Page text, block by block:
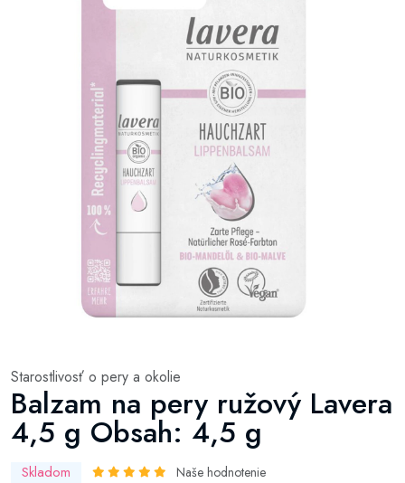
Starostlivosť o pery a okolie
Balzam na pery ružový Lavera
4,5 g Obsah: 4,5 g
Skladom Naše hodnotenie